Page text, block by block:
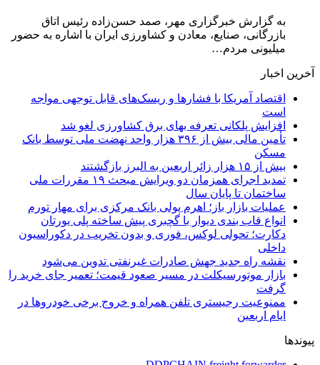
به گزارش خبرگزاری مهر، صمد حسن‌زاده رئیس اتاق
بازرگانی، صنایع، معادن و کشاورزی ایران با اشاره به حضور
میلیونی مردم…
آخرین اخبار
اقتصاد آمریکا با فشارها و ریسک‌های قابل توجهی مواجه
است
افزایش پلکانی تعرفه بهای برق کشاورزی لغو شد
تأمین مالی بیش از ۳۹۶ هزار واحد نهضت ملی توسط بانک
مسکن
بیش از ۱۵ هزار زائر اربعین به البرز بازگشتند
تمدید اجرای همزمان دو ویرایش مبحث ۱۹ مقررات ملی
ساختمان تا پایان سال
عملیات بازار باز؛ اهرم پولی بانک مرکزی برای مهار تورم
انواع قاب بندی دیوار با گچبری پیش ساخته پلی یورتان
دکارت؛ تحولی لوکس، فوری و بدون تخریب در دکوراسیون
داخلی
نقشه راه جدید جهش صادرات غیرنفتی تدوین می‌شود
بازار موتورسیکلت در مسیر صعود قیمت؛ تعمیر جای خرید را
گرفت
ممنوعیت رجیستری تلفن همراه و خروج برخی خودروها در
ایام اربعین
پیوندها